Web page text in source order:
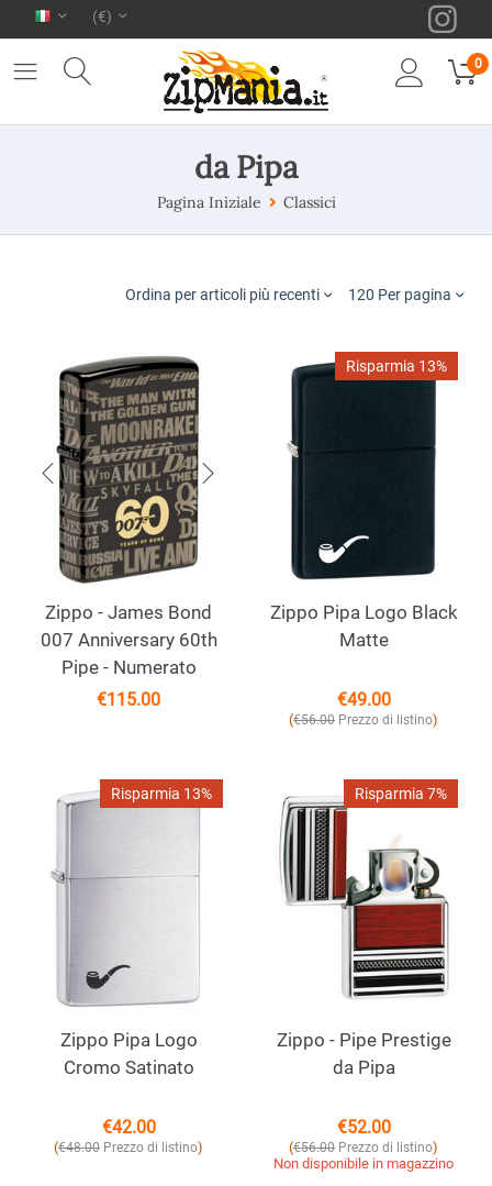
(€)
0
da Pipa
Pagina Iniziale Classici
Ordina per articoli più recenti 120 Per pagina
Zippo - James Bond
007 Anniversary 60th
Pipe - Numerato
€115.00
Risparmia 13%
Zippo Pipa Logo Black
Matte
€49.00
(€56.00 Prezzo di listino)
Risparmia 13%
Zippo Pipa Logo
Cromo Satinato
€42.00
(€48.00 Prezzo di listino)
Risparmia 7%
Zippo - Pipe Prestige
da Pipa
€52.00
(€56.00 Prezzo di listino)
Non disponibile in magazzino